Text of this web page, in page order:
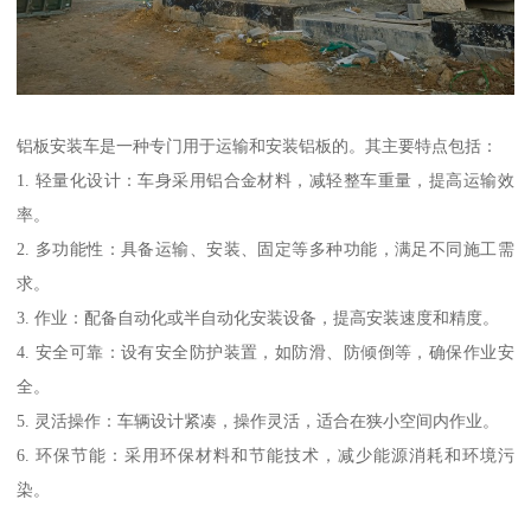
铝板安装车是一种专门用于运输和安装铝板的。其主要特点包括：
1. 轻量化设计：车身采用铝合金材料，减轻整车重量，提高运输效
率。
2. 多功能性：具备运输、安装、固定等多种功能，满足不同施工需
求。
3. 作业：配备自动化或半自动化安装设备，提高安装速度和精度。
4. 安全可靠：设有安全防护装置，如防滑、防倾倒等，确保作业安
全。
5. 灵活操作：车辆设计紧凑，操作灵活，适合在狭小空间内作业。
6. 环保节能：采用环保材料和节能技术，减少能源消耗和环境污
染。